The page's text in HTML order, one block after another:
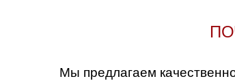
Мы предлагаем